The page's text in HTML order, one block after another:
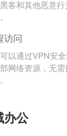
客和其他恶意
访问
以通过VPN安
网络资源，无
办公